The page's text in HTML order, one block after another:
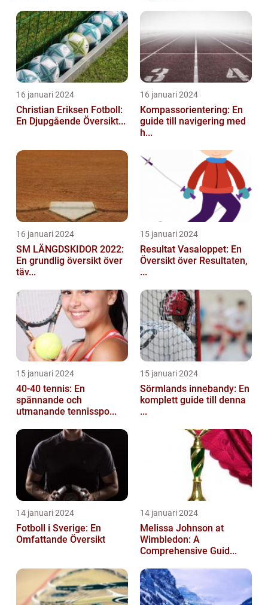
16 januari 2024
Christian Eriksen Fotboll:
En Djupgående Översikt...
16 januari 2024
Kompassorientering: En
guide till navigering med
h...
16 januari 2024
SM LÄNGDSKIDOR 2022:
En grundlig översikt över
täv...
15 januari 2024
Resultat Vasaloppet: En
Översikt över Resultaten,
...
15 januari 2024
40-40 tennis: En
spännande och
utmanande tennisspo...
15 januari 2024
Sörmlands innebandy: En
komplett guide till denna
...
14 januari 2024
Fotboll i Sverige: En
Omfattande Översikt
14 januari 2024
Melissa Johnson at
Wimbledon: A
Comprehensive Guid...